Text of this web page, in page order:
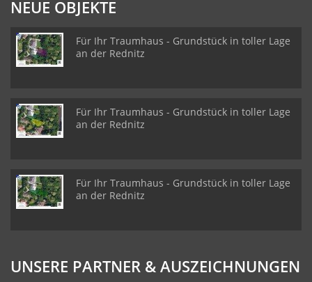
NEUE OBJEKTE
Für Ihr Traumhaus - Grundstück in toller Lage
an der Rednitz
Für Ihr Traumhaus - Grundstück in toller Lage
an der Rednitz
Für Ihr Traumhaus - Grundstück in toller Lage
an der Rednitz
UNSERE PARTNER & AUSZEICHNUNGEN